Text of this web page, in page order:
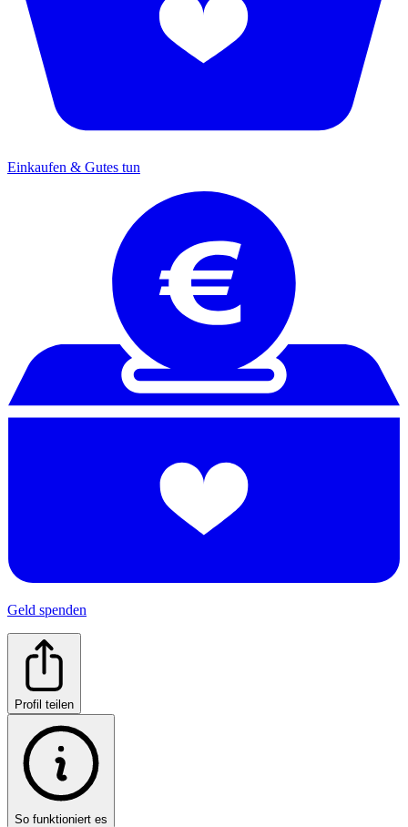
Einkaufen & Gutes tun
Geld spenden
Profil teilen
So funktioniert es